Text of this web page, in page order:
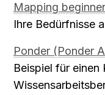
Mapping
Ihre Bedürfnisse
Ponder (Ponder
Beispiel für einen